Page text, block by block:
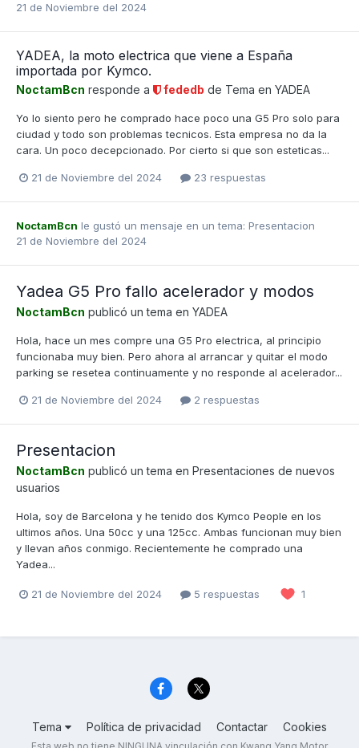
21 de Noviembre del 2024
YADEA, la moto electrica que viene a España
importada por Kymco.
NoctamBcn responde a fededb de Tema en YADEA
Yo lo siento pero he comprado hace poco una G5 Pro solo para
ciudad y todo son problemas tecnicos. Esta empresa no da la
cara. Un poco decepcionado. Por cierto si que son esteticas...
21 de Noviembre del 2024 23 respuestas
NoctamBcn le gustó un mensaje en un tema: Presentacion
21 de Noviembre del 2024
Yadea G5 Pro fallo acelerador y modos
NoctamBcn publicó un tema en YADEA
Hola, hace un mes compre una G5 Pro electrica, al principio
funcionaba muy bien. Pero ahora al arrancar y quitar el modo
parking se resetea continuamente y no responde al acelerador...
21 de Noviembre del 2024 2 respuestas
Presentacion
NoctamBcn publicó un tema en Presentaciones de nuevos
usuarios
Hola, soy de Barcelona y he tenido dos Kymco People en los
ultimos años. Una 50cc y una 125cc. Ambas funcionan muy bien
y llevan años conmigo. Recientemente he comprado una
Yadea...
21 de Noviembre del 2024 5 respuestas 1
Tema Política de privacidad Contactar Cookies